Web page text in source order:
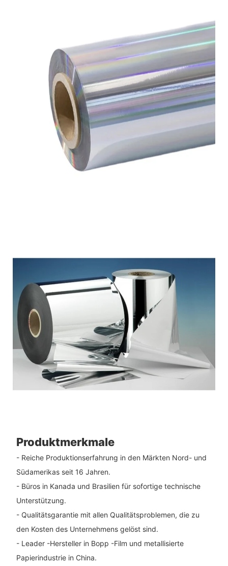
Produktmerkmale
- Reiche Produktionserfahrung in den Märkten Nord- und
Südamerikas seit 16 Jahren.
- Büros in Kanada und Brasilien für sofortige technische
Unterstützung.
- Qualitätsgarantie mit allen Qualitätsproblemen, die zu
den Kosten des Unternehmens gelöst sind.
- Leader -Hersteller in Bopp -Film und metallisierte
Papierindustrie in China.